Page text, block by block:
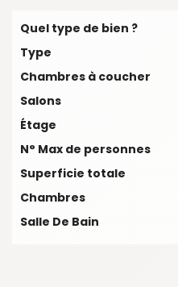
Quel type de bien ?
Type
Chambres à coucher
Salons
Étage
N° Max de personnes
Superficie totale
Chambres
Salle De Bain